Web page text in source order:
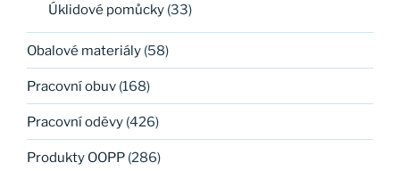
Úklidové pomůcky (33)
Obalové materiály (58)
Pracovní obuv (168)
Pracovní oděvy (426)
Produkty OOPP (286)